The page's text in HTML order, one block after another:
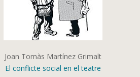
Joan Tomàs Martínez Grimalt
El conflicte social en el teatre